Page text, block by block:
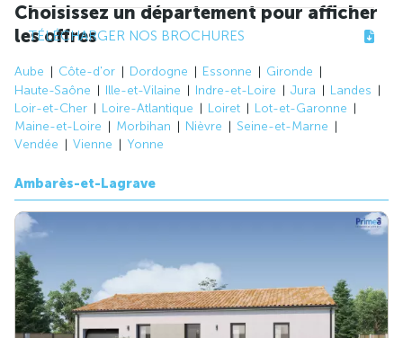
TÉLÉCHARGER NOS BROCHURES
Choisissez un département pour afficher
les offres
Aube Côte-d'or Dordogne Essonne
Gironde
Haute-Saône
Ille-et-Vilaine Indre-et-Loire Jura
Landes
Loir-et-Cher
Loire-Atlantique Loiret
Lot-et-Garonne
Maine-et-Loire
Morbihan Nièvre
Seine-et-Marne
Vendée
Vienne Yonne
Ambarès-et-Lagrave